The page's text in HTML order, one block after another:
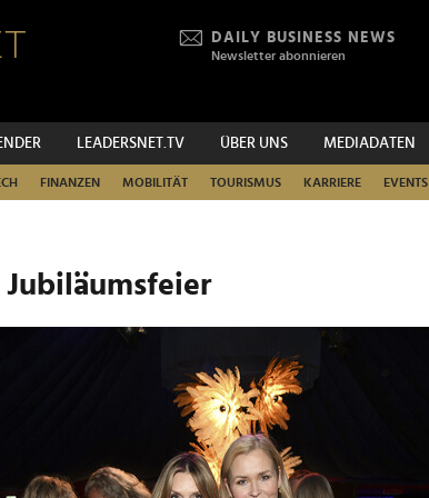
DAILY BUSINESS NEWS
Newsletter abonnieren
LEADERSNET.TV ÜBER UNS MEDIADATEN
FINANZEN MOBILITÄT TOURISMUS KARRIERE EVENTS
Jubiläumsfeier